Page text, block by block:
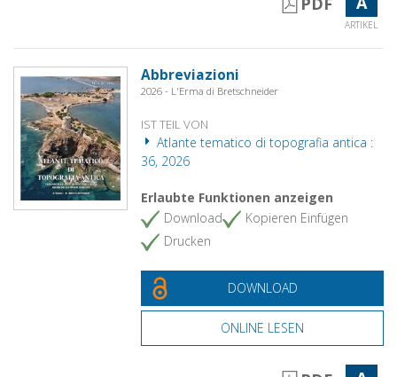
ARTIKEL
Abbreviazioni
2026 - L'Erma di Bretschneider
IST TEIL VON
Atlante tematico di topografia antica :
36, 2026
Erlaubte Funktionen anzeigen
Download
Kopieren Einfügen
Drucken
DOWNLOAD
ONLINE LESEN